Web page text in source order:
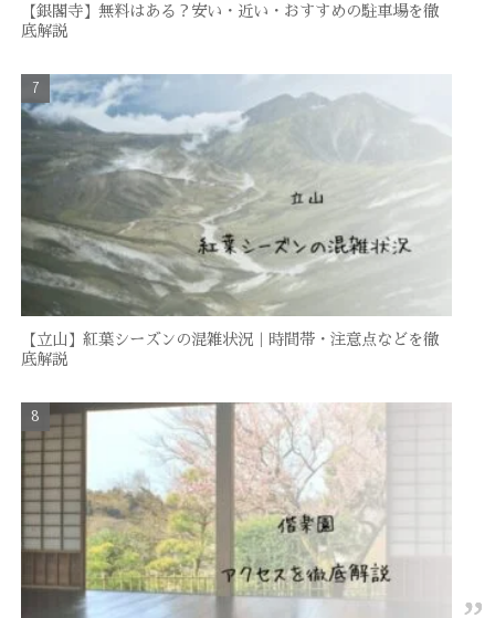
【銀閣寺】無料はある？安い・近い・おすすめの駐車場を徹
底解説
【立山】紅葉シーズンの混雑状況｜時間帯・注意点などを徹
底解説